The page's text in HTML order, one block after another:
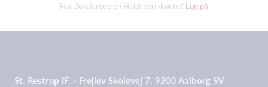
Har du allerede en Holdsport-konto? Log på
St. Restrup IF. - Frejlev Skolevej 7, 9200 Aalborg SV